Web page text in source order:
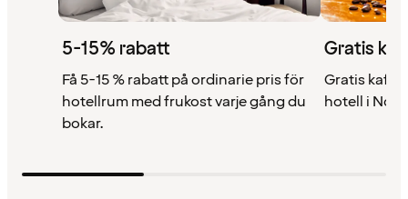
5-15% rabatt
Få 5-15 % rabatt på ordinarie pris för
hotellrum med frukost varje gång du
bokar.
Gratis
Gratis kaffe
hotell i